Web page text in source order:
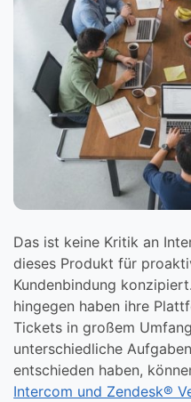
Das ist keine Kritik an
dieses Produkt für
Kundenbindung
hingegen haben ihre
Tickets in großem
unterschiedliche
entschieden haben,
Intercom und Zendesk®